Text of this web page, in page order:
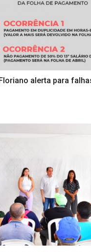
alerta para